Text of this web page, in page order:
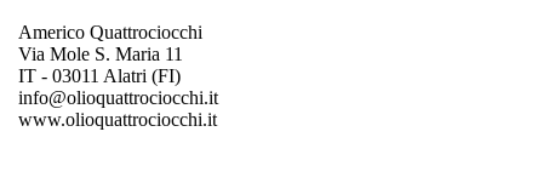
Americo Quattrociocchi
Via Mole S. Maria 11
IT - 03011 Alatri (FI)
info@olioquattrociocchi.it
www.olioquattrociocchi.it